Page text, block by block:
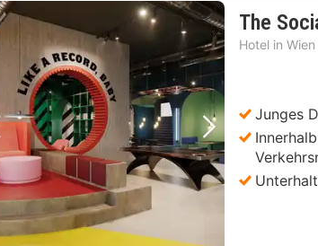
Vorheriges Bild Nächstes Bild
The
Hotel in Wien
Junges